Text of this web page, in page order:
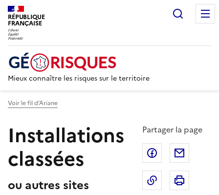
RÉPUBLIQUE
FRANÇAISE
Mieux connaître les risques sur le territoire
Voir le fil d’Ariane
Installations
classées
ou autres sites
Partager la page
Partager sur
Copier dans